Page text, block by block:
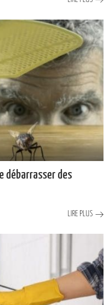
débarrasser des
LIRE PLUS